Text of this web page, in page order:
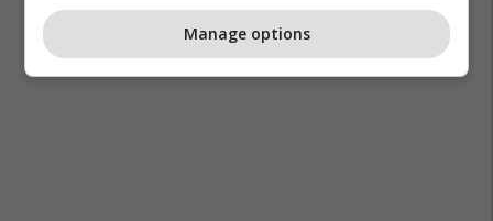
Manage options